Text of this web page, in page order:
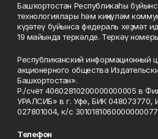
Башҡортостан Республикаһы
технологиялары һәм киңкүләм
күҙәтеү буйынса федераль хеҙмәт
19 майында теркәлде. Теркәү
Республиканский информационный
акционерного общества
Башкортостан».
Р./счёт 40602810200000000005 в
УРАЛСИБ» в г. Уфе, БИК 048073770,
027801004, к/с
Телефон